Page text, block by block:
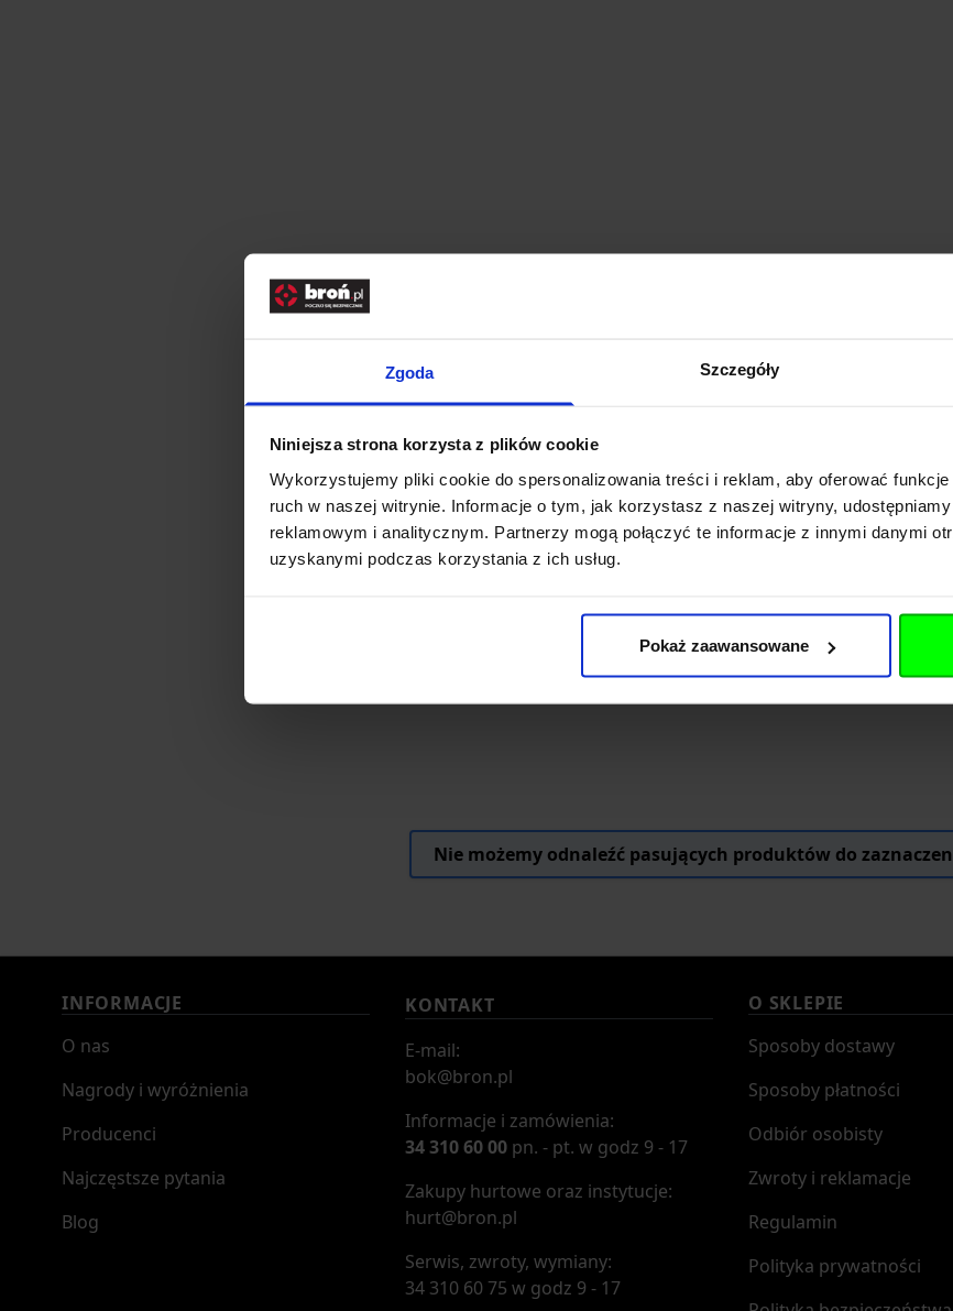
Zgoda Szczegóły
Niniejsza strona korzysta z plików cookie
Wykorzystujemy pliki cookie do spersonalizowania treści i reklam, aby oferować funkcje
ruch w naszej witrynie. Informacje o tym, jak korzystasz z naszej witryny,
reklamowym i analitycznym. Partnerzy mogą połączyć te informacje z innymi danymi
uzyskanymi podczas korzystania z ich usług.
Pokaż zaawansowane
Nie możemy odnaleźć pasujących produktów do
INFORMACJE
O nas
Nagrody i wyróżnienia
Producenci
Najczęstsze pytania
Blog
KONTAKT
E-mail:
bok@bron.pl
Informacje i zamówienia:
34 310 60 00 pn. - pt. w godz 9 - 17
Zakupy hurtowe oraz instytucje:
hurt@bron.pl
Serwis, zwroty, wymiany:
34 310 60 75 w godz 9 - 17
O SKLEPIE
Sposoby dostawy
Sposoby płatności
Odbiór osobisty
Zwroty i reklamacje
Regulamin
Polityka prywatności